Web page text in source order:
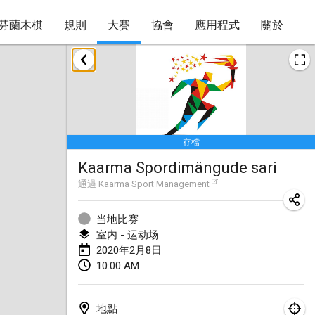
蘭木棋 規則 大賽 協會 應用程式 關於
存檔
Kaarma Spordimängude sari
通過 Kaarma Sport Management
当地比赛
室内 - 运动场
2020年2月8日
10:00 AM
地點
2020年1月
New Year's Throw Mölkky
捷克共和國
Tournoi Mixte ASPTTOM
2020年1月11日|法國
Morukku tama League
2020年1月12日
Ystävyysturnaus
2020年1月18日